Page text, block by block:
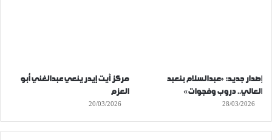
إصدار جديد: «عبدالسلام بنعبد
العالي.. دروب وفجوات»
28/03/2026
مركز آيت إيدر ينعي عبدالغني أبو
العزم
20/03/2026